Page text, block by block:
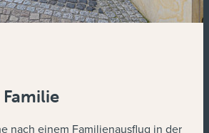
nach einem Familienausflug in der